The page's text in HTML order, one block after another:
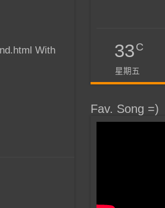
With
33C
星期五
Fav. Song =)